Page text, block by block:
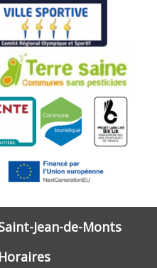
Jean-de-Monts
Horaires